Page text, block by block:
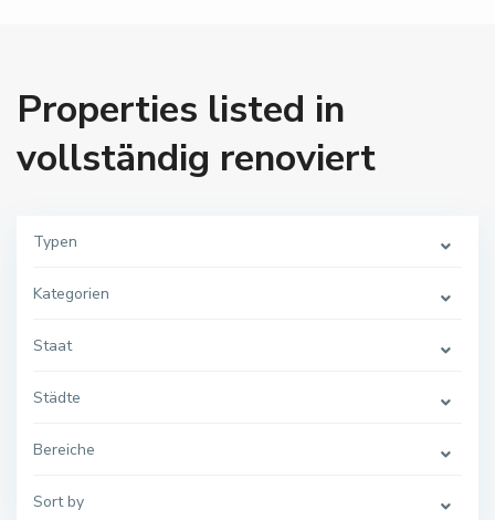
Properties listed in
vollständig renoviert
Typen
Kategorien
Staat
Städte
Bereiche
Sort by
d
L
g
e
a